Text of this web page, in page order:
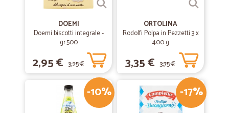
DOEMI
Doemi biscotti integrale -
gr.500
2,95 € 3,25 €
ORTOLINA
Rodolfi Polpa in Pezzetti 3 x
400 g
3,35 € 3,75 €
-10% -17%